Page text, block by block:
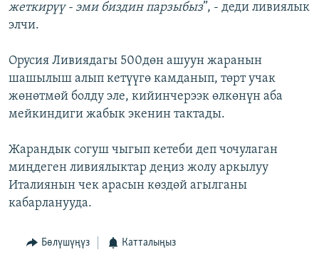
жеткирүү - эми биздин парзыбыз”, - деди ливиялык
элчи.
Орусия Ливиядагы 500дөн ашуун жаранын
шашылыш алып кетүүгө камданып, төрт учак
жөнөтмөй болду эле, кийинчерээк өлкөнүн аба
мейкиндиги жабык экенин тактады.
Жарандык согуш чыгып кетеби деп чочулаган
миңдеген ливиялыктар деңиз жолу аркылуу
Италиянын чек арасын көздөй агылганы
кабарланууда.
Бөлүшүңүз Катталыңыз